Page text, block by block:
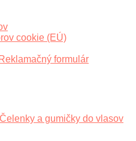
cookie (EÚ)
formulár
a gumičky do vlasov